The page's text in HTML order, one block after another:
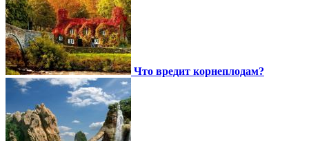
Что вредит корнеплодам?